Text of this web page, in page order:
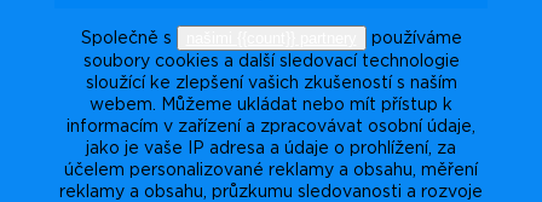
Společně s
používáme
soubory cookies a další sledovací technologie
sloužící ke zlepšení vašich zkušeností s naším
webem. Můžeme ukládat nebo mít přístup k
informacím v zařízení a zpracovávat osobní údaje,
jako je vaše IP adresa a údaje o prohlížení, za
účelem personalizované reklamy a obsahu, měření
reklamy a obsahu, průzkumu sledovanosti a rozvoje